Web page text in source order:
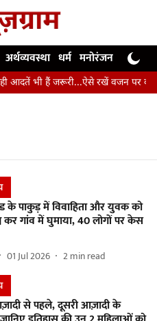
अर्थव्यवस्था धर्म मनोरंजन खेल
आदतें भी हैं जरूरी...ऐसे रखें वजन पर
के पाकुड़ में विवाहिता और युवक को
कर गांव में घुमाया, 40 लोगों पर केस
01 Jul 2026 2min read
से पहले, दूसरी आज़ादी के